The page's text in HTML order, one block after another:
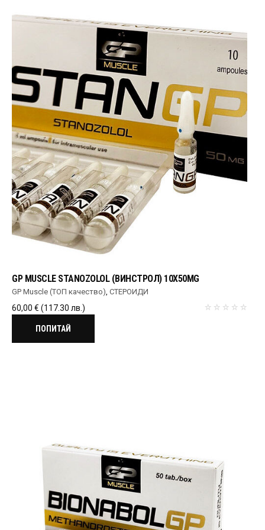
GP MUSCLE STANOZOLOL (ВИНСТРОЛ) 10X50MG
GP Muscle (ТОП качество),СТЕРОИДИ
60,00 € (117.30 лв.)
ПОПИТАЙ